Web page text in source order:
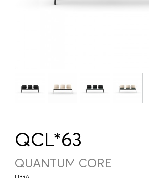
QCL*63
QUANTUM CORE
LIBRA